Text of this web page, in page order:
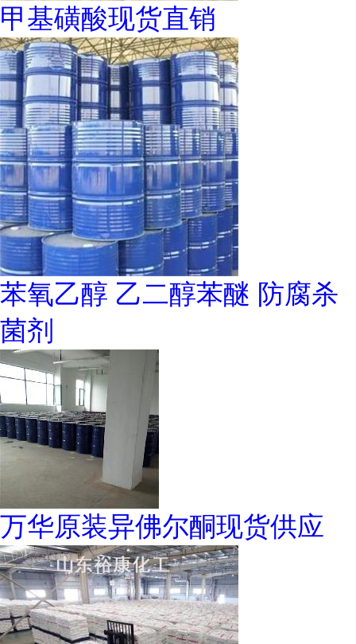
甲基磺酸现货直销
苯氧乙醇 乙二醇苯醚 防腐杀
菌剂
万华原装异佛尔酮现货供应